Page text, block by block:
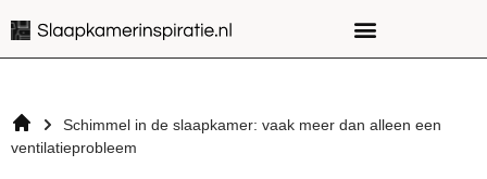
Schimmel in de slaapkamer: vaak meer dan alleen een
ventilatieprobleem